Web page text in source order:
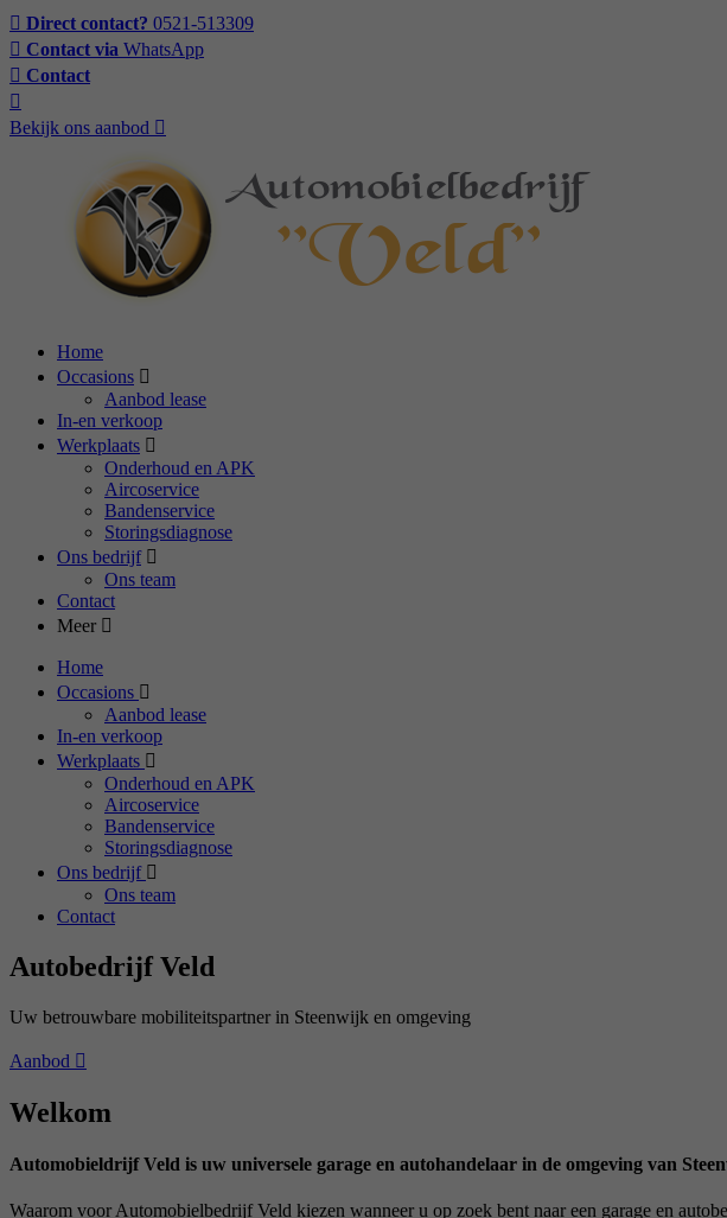
Direct contact? 0521-513309
Contact via WhatsApp
Contact
Bekijk ons aanbod
Home
Occasions
Aanbod lease
In-en verkoop
Werkplaats
Onderhoud en APK
Aircoservice
Bandenservice
Storingsdiagnose
Ons bedrijf
Ons team
Contact
Meer
Home
Occasions
Aanbod lease
In-en verkoop
Werkplaats
Onderhoud en APK
Aircoservice
Bandenservice
Storingsdiagnose
Ons bedrijf
Ons team
Contact
Autobedrijf Veld
Uw betrouwbare mobiliteitspartner in Steenwijk en omgeving
Aanbod
Welkom
Automobieldrijf Veld is uw universele garage en autohandelaar in de omgeving van
Waarom voor Automobielbedrijf Veld kiezen wanneer u op zoek bent naar een garage en